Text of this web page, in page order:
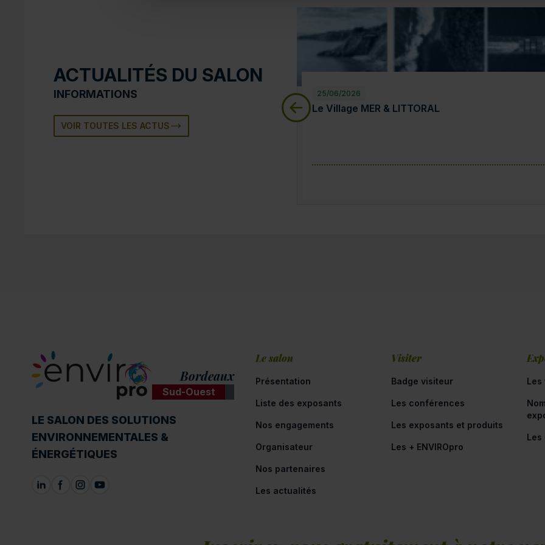
ACTUALITÉS DU SALON
INFORMATIONS
VOIR TOUTES LES ACTUS
25/06/2026
Le Village MER & LITTORAL
Le Village MER & LITTORAL
Bordeaux
Sud-Ouest
LE SALON DES SOLUTIONS
ENVIRONNEMENTALES &
ÉNERGÉTIQUES
Le salon
Présentation
Liste des exposants
Nos engagements
Organisateur
Nos partenaires
Les actualités
Visiter
Badge visiteur
Les conférences
Les exposants et produits
Les + ENVIROpro
Les
Les